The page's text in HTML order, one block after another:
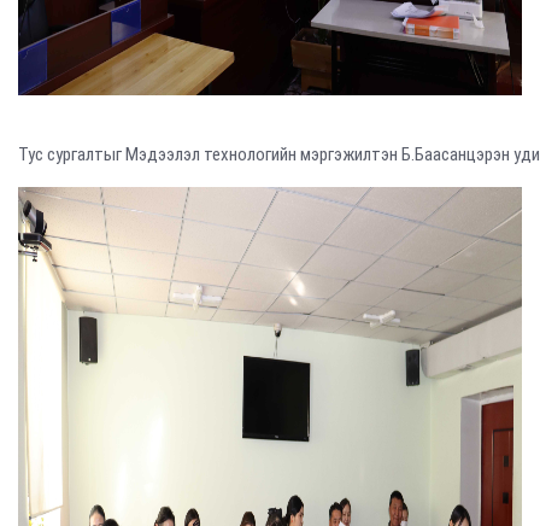
Тус сургалтыг Мэдээлэл технологийн мэргэжилтэн Б.Баасанцэрэн